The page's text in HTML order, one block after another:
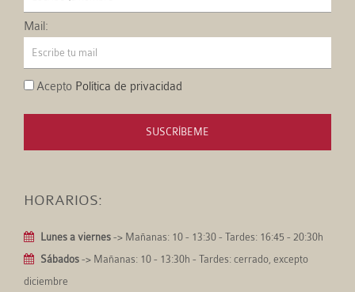
Mail:
Acepto Política de privacidad
SUSCRÍBEME
HORARIOS:
Lunes a viernes -> Mañanas: 10 - 13:30 - Tardes: 16:45 - 20:30h
Sábados -> Mañanas: 10 - 13:30h - Tardes: cerrado, excepto
diciembre